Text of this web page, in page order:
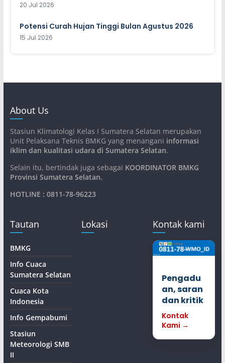
20 Jul 2026
Potensi Curah Hujan Tinggi Bulan Agustus 2026
15 Jul 2026
About Us
Stasiun Klimatologi Kelas I Sumatera Selatan merupakan
Unit Pelaksana Teknis BMKG yang menangani informasi
iklim dan kualitasi udara di Sumatera Selatan.
Selain itu, bertindak juga sebagai KOORDINATOR BMKG
Provinsi Sumatera Selatan.
HOTLINE : 0811-78-96223
Tautan
BMKG
Info Cuaca
Sumatera Selatan
Cuaca Kota
Indonesia
Info Gempabumi
Stasiun
Meteorologi SMB
II
Lokasi Kontak kami
Pengadu
an, saran
dan kritik
Kontak
Kami →